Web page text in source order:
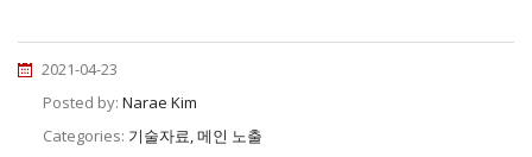
2021-04-23
Posted by: Narae Kim
Categories: 기술자료, 메인 노출